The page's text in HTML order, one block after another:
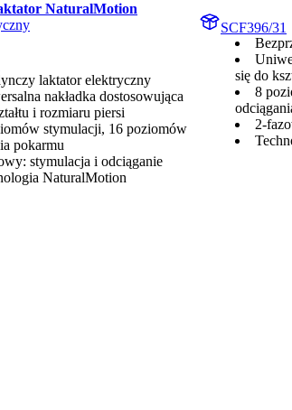
NaturalMotion
laktator elektryczny
nakładka dostosowująca
i rozmiaru piersi
stymulacji, 16 poziomów
pokarmu
stymulacja i odciąganie
NaturalMotion
SCF396/31
się do
8
2-